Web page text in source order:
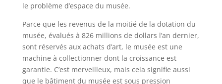
le problème d’espace du musée.
Parce que les revenus de la moitié de la dotation du
musée, évalués à 826 millions de dollars l’an dernier,
sont réservés aux achats d’art, le musée est une
machine à collectionner dont la croissance est
garantie. C’est merveilleux, mais cela signifie aussi
que le bâtiment du musée est sous pression